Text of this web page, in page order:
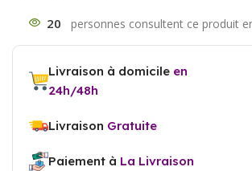
20
Livraison à domicile en
24h/48h
Livraison Gratuite
Paiement à La Livraison